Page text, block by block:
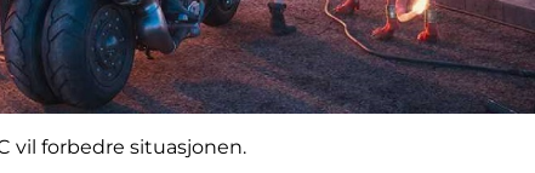
vil forbedre situasjonen.